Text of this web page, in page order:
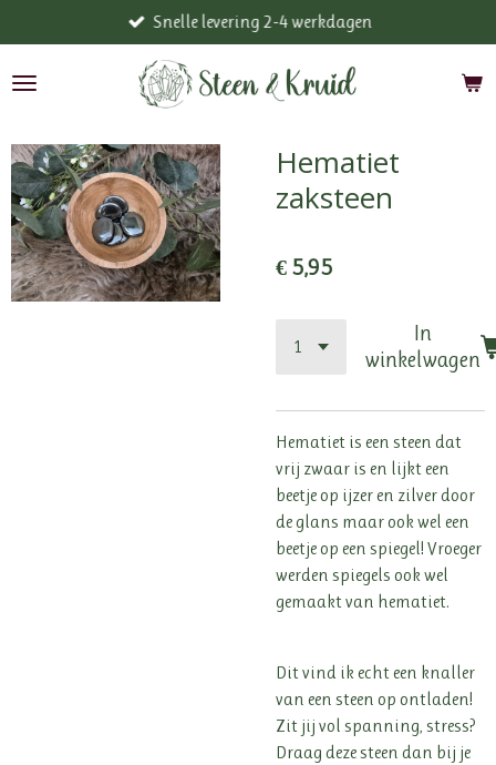
direct
naar
Snelle levering 2-4 werkdagen
Hematiet
zaksteen
€ 5,95
In
winkelwagen
Hematiet is een steen dat
vrij zwaar is en lijkt een
beetje op ijzer en zilver door
de glans maar ook wel een
beetje op een spiegel! Vroeger
werden spiegels ook wel
gemaakt van hematiet.
Dit vind ik echt een knaller
van een steen op ontladen!
Zit jij vol spanning, stress?
Draag deze steen dan bij je